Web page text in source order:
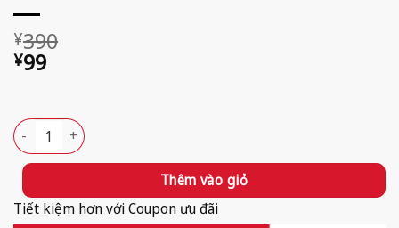
¥390
Giá
gốc
¥99
Giá
hiện
¥99.
Gan gà (khay 500g) số lượng
Thêm vào giỏ
Tiết kiệm hơn với Coupon ưu đãi